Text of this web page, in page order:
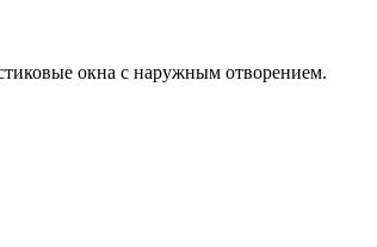
окна с наружным отворением.